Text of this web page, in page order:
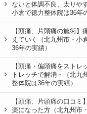
ないと体調不良、太りや
小倉で徳力整体院は36年
【頭痛、片頭痛の施術】
えていく（北九州市・小
36年の実績）
【頭痛・偏頭痛をストレ
トレッチで解消・（北九
整体院は36年の実績）
【頭痛、片頭痛の口コミ
楽になった方（北九州市